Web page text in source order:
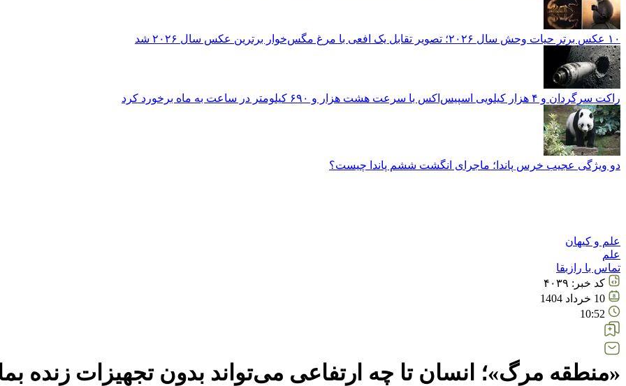
۱۰ عکس برتر حیات وحش سال ۲۰۲۶؛ تصویر تقابل یک افعی با مرغ مگس‌خوار برترین عکس سال ۲۰۲۶ شد
راکت سرگردان و ۴ هزار کیلویی اسپیس‌اکس با سرعت هشت هزار و ۶۹۰ کیلومتر در ساعت به ماه برخورد کرد
دو ویژگی عجیب خرس پاندا؛ ماجرای انگشت ششم پاندا چیست؟
علم و کیهان
علم
تماس با رازبقا
کد خبر: ۴۰۳۹
10 خرداد 1404
10:52
«منطقه مرگ»؛ انسان تا چه ارتفاعی می‌تواند بدون تجهیزات زنده